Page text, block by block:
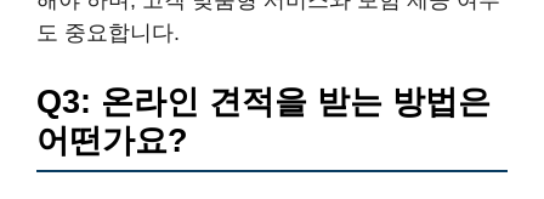
도 중요합니다.
Q3: 온라인 견적을 받는 방법은
어떤가요?